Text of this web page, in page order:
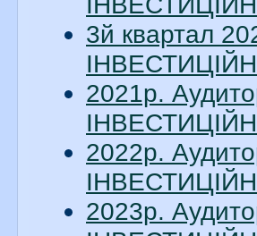
3й квартал
2021р.
2022р.
2023р.